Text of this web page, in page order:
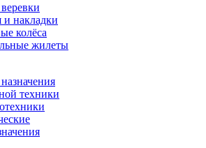
и накладки
колёса
жилеты
техники